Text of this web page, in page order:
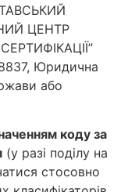
ЦЕНТР
Юридична
або
коду за
(у разі поділу на
стосовно